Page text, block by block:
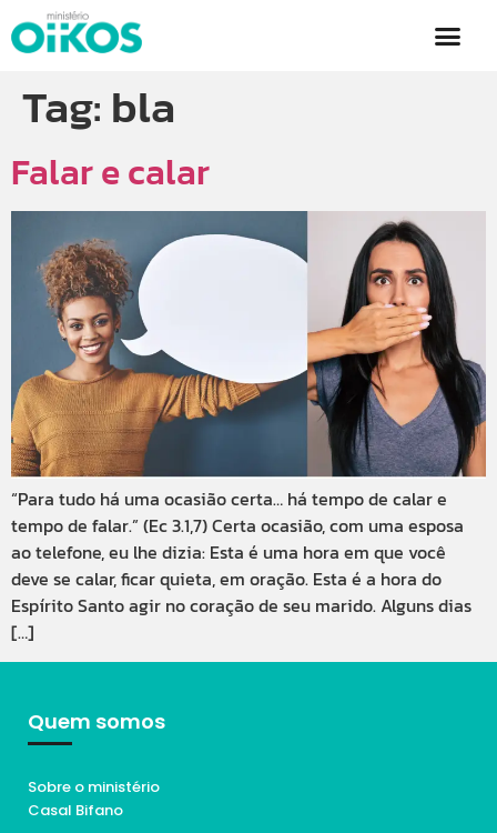
Tag: bla
Falar e calar
“Para tudo há uma ocasião certa… há tempo de calar e
tempo de falar.” (Ec 3.1,7) Certa ocasião, com uma esposa
ao telefone, eu lhe dizia: Esta é uma hora em que você
deve se calar, ficar quieta, em oração. Esta é a hora do
Espírito Santo agir no coração de seu marido. Alguns dias
[…]
Quem somos
Sobre o ministério
Casal Bifano